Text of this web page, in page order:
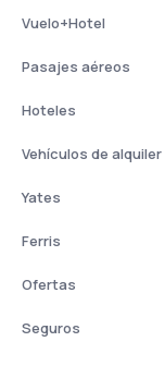
Vuelo+Hotel
Pasajes aéreos
Hoteles
Vehículos de alquiler
Yates
Ferris
Ofertas
Seguros